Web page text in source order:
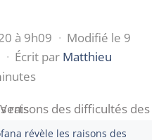
à 9h09 · Modifié le 9
· Écrit par Matthieu
révèle les raisons des